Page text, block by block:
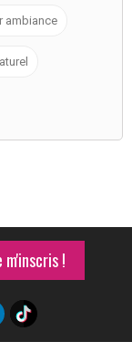
ambiance
!